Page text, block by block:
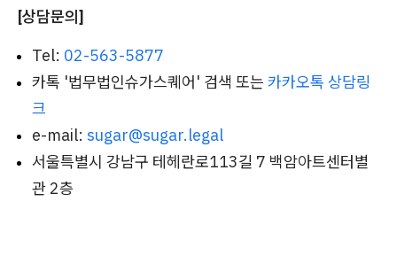
[상담문의]
Tel: 02-563-5877
카톡 '법무법인슈가스퀘어' 검색 또는 카카오톡 상담링
크
e-mail: sugar@sugar.legal
서울특별시 강남구 테헤란로113길 7 백암아트센터별
관 2층